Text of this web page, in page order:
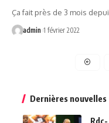
Ça fait près de 3 mois
admin 1 février 2022
Dernières nouvelles